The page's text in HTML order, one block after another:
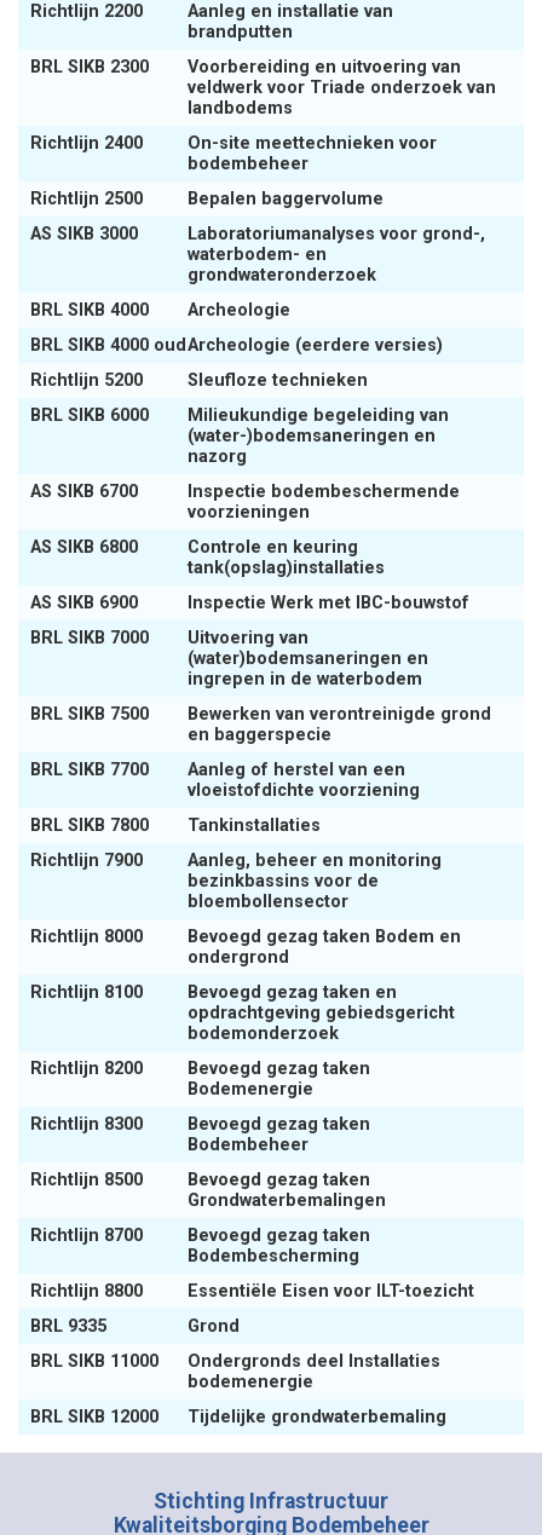
Richtlijn 2200
Aanleg en installatie van
brandputten
BRL SIKB 2300
Voorbereiding en uitvoering van
veldwerk voor Triade onderzoek van
landbodems
Richtlijn 2400
On-site meettechnieken voor
bodembeheer
Richtlijn 2500
Bepalen baggervolume
AS SIKB 3000
Laboratoriumanalyses voor grond-,
waterbodem- en
grondwateronderzoek
BRL SIKB 4000
Archeologie
BRL SIKB 4000 oud Archeologie (eerdere versies)
Richtlijn 5200
Sleufloze technieken
BRL SIKB 6000
Milieukundige begeleiding van
(water-)bodemsaneringen en
nazorg
AS SIKB 6700
Inspectie bodembeschermende
voorzieningen
AS SIKB 6800
Controle en keuring
tank(opslag)installaties
AS SIKB 6900
Inspectie Werk met IBC-bouwstof
BRL SIKB 7000
Uitvoering van
(water)bodemsaneringen en
ingrepen in de waterbodem
BRL SIKB 7500
Bewerken van verontreinigde grond
en baggerspecie
BRL SIKB 7700
Aanleg of herstel van een
vloeistofdichte voorziening
BRL SIKB 7800
Tankinstallaties
Richtlijn 7900
Aanleg, beheer en monitoring
bezinkbassins voor de
bloembollensector
Richtlijn 8000
Bevoegd gezag taken Bodem en
ondergrond
Richtlijn 8100
Bevoegd gezag taken en
opdrachtgeving gebiedsgericht
bodemonderzoek
Richtlijn 8200
Bevoegd gezag taken
Bodemenergie
Richtlijn 8300
Bevoegd gezag taken
Bodembeheer
Richtlijn 8500
Bevoegd gezag taken
Grondwaterbemalingen
Richtlijn 8700
Bevoegd gezag taken
Bodembescherming
Richtlijn 8800
Essentiële Eisen voor ILT-toezicht
BRL 9335
Grond
BRL SIKB 11000
Ondergronds deel Installaties
bodemenergie
BRL SIKB 12000
Tijdelijke grondwaterbemaling
Stichting Infrastructuur
Kwaliteitsborging Bodembeheer